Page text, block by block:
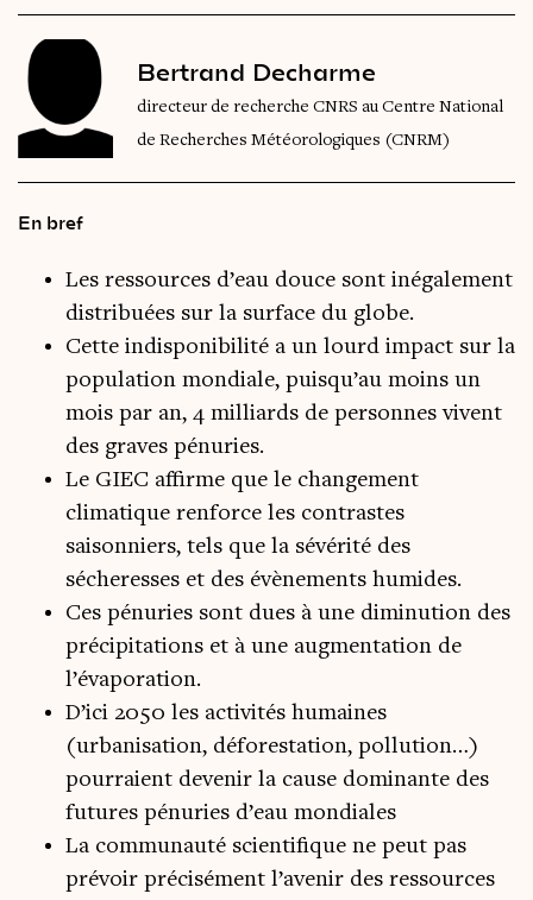
Bertrand Decharme
directeur de recherche CNRS au Centre National
de Recherches Météorologiques (CNRM)
En bref
Les ressources d’eau douce sont inégalement
distribuées sur la surface du globe.
Cette indisponibilité a un lourd impact sur la
population mondiale, puisqu’au moins un
mois par an, 4 milliards de personnes vivent
des graves pénuries.
Le GIEC affirme que le changement
climatique renforce les contrastes
saisonniers, tels que la sévérité des
sécheresses et des évènements humides.
Ces pénuries sont dues à une diminution des
précipitations et à une augmentation de
l’évaporation.
D’ici 2050 les activités humaines
(urbanisation, déforestation, pollution…)
pourraient devenir la cause dominante des
futures pénuries d’eau mondiales
La communauté scientifique ne peut pas
prévoir précisément l’avenir des ressources